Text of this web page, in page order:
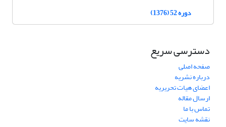
دوره 52 (1376)
دسترسی سریع
صفحه اصلی
درباره نشریه
اعضای هیات تحریریه
ارسال مقاله
تماس با ما
نقشه سایت